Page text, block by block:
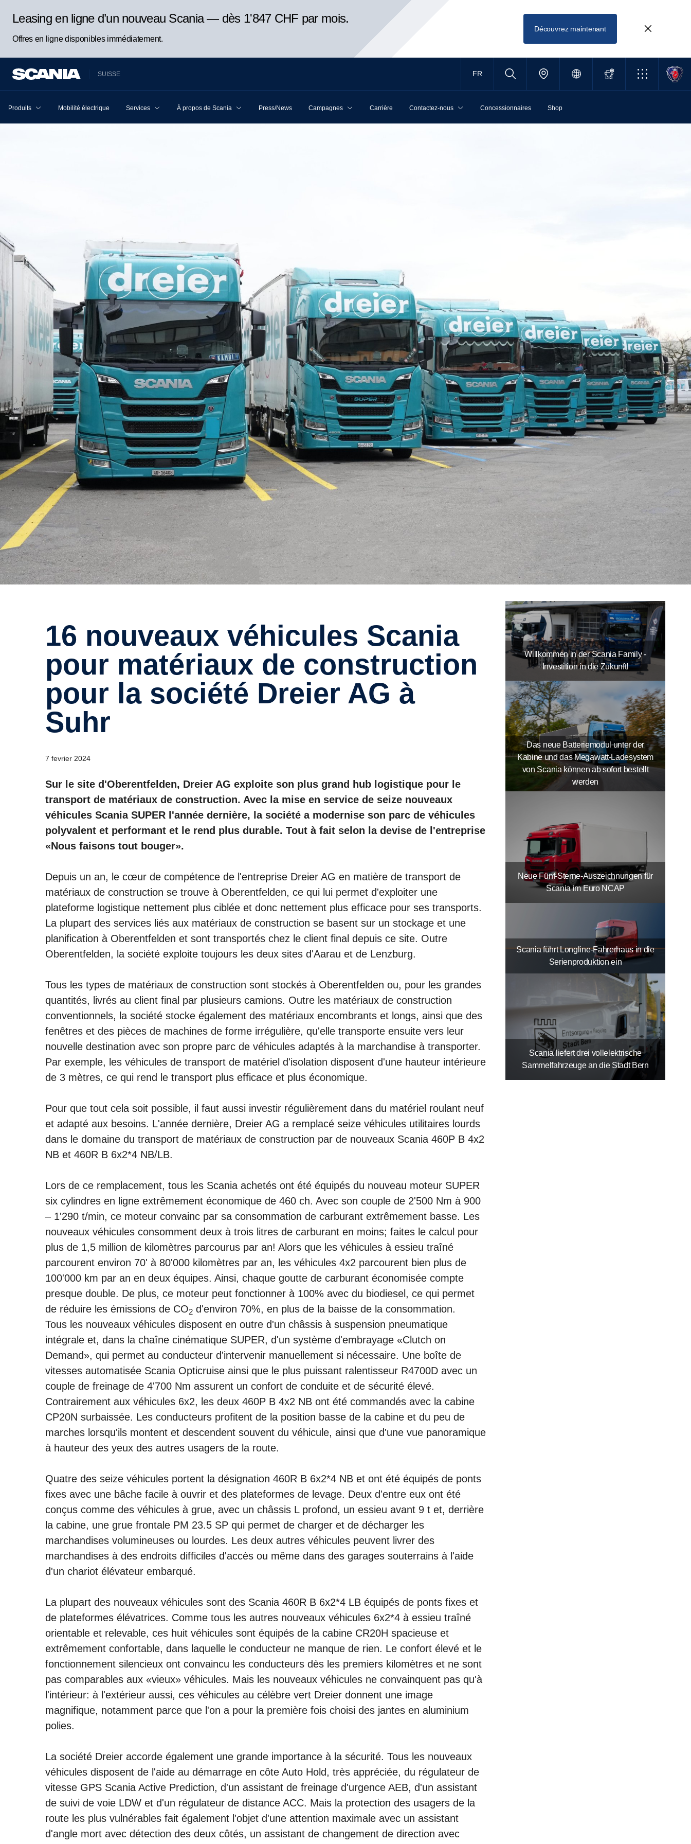
Leasing en ligne d’un nouveau Scania — dès 1'847 CHF par mois.
Offres en ligne disponibles immédiatement.
Découvrez maintenant
SUISSE FR
Produits Mobilité électrique Services À propos de Scania Press/News Campagnes Carrière Contactez-nous Concessionnaires Shop
16 nouveaux véhicules Scania
pour matériaux de construction
pour la société Dreier AG à
Suhr
7 fevrier 2024
Sur le site d'Oberentfelden, Dreier AG exploite son plus grand hub logistique pour le
transport de matériaux de construction. Avec la mise en service de seize nouveaux
véhicules Scania SUPER l'année dernière, la société a modernise son parc de véhicules
polyvalent et performant et le rend plus durable. Tout à fait selon la devise de l'entreprise
«Nous faisons tout bouger».
Depuis un an, le cœur de compétence de l'entreprise Dreier AG en matière de transport de
matériaux de construction se trouve à Oberentfelden, ce qui lui permet d'exploiter une
plateforme logistique nettement plus ciblée et donc nettement plus efficace pour ses transports.
La plupart des services liés aux matériaux de construction se basent sur un stockage et une
planification à Oberentfelden et sont transportés chez le client final depuis ce site. Outre
Oberentfelden, la société exploite toujours les deux sites d'Aarau et de Lenzburg.
Tous les types de matériaux de construction sont stockés à Oberentfelden ou, pour les grandes
quantités, livrés au client final par plusieurs camions. Outre les matériaux de construction
conventionnels, la société stocke également des matériaux encombrants et longs, ainsi que des
fenêtres et des pièces de machines de forme irrégulière, qu'elle transporte ensuite vers leur
nouvelle destination avec son propre parc de véhicules adaptés à la marchandise à transporter.
Par exemple, les véhicules de transport de matériel d'isolation disposent d'une hauteur intérieure
de 3 mètres, ce qui rend le transport plus efficace et plus économique.
Pour que tout cela soit possible, il faut aussi investir régulièrement dans du matériel roulant neuf
et adapté aux besoins. L'année dernière, Dreier AG a remplacé seize véhicules utilitaires lourds
dans le domaine du transport de matériaux de construction par de nouveaux Scania 460P B 4x2
NB et 460R B 6x2*4 NB/LB.
Lors de ce remplacement, tous les Scania achetés ont été équipés du nouveau moteur SUPER
six cylindres en ligne extrêmement économique de 460 ch. Avec son couple de 2'500 Nm à 900
– 1'290 t/min, ce moteur convainc par sa consommation de carburant extrêmement basse. Les
nouveaux véhicules consomment deux à trois litres de carburant en moins; faites le calcul pour
plus de 1,5 million de kilomètres parcourus par an! Alors que les véhicules à essieu traîné
parcourent environ 70' à 80'000 kilomètres par an, les véhicules 4x2 parcourent bien plus de
100'000 km par an en deux équipes. Ainsi, chaque goutte de carburant économisée compte
presque double. De plus, ce moteur peut fonctionner à 100% avec du biodiesel, ce qui permet
de réduire les émissions de CO2 d'environ 70%, en plus de la baisse de la consommation.
Tous les nouveaux véhicules disposent en outre d'un châssis à suspension pneumatique
intégrale et, dans la chaîne cinématique SUPER, d'un système d'embrayage «Clutch on
Demand», qui permet au conducteur d'intervenir manuellement si nécessaire. Une boîte de
vitesses automatisée Scania Opticruise ainsi que le plus puissant ralentisseur R4700D avec un
couple de freinage de 4'700 Nm assurent un confort de conduite et de sécurité élevé.
Contrairement aux véhicules 6x2, les deux 460P B 4x2 NB ont été commandés avec la cabine
CP20N surbaissée. Les conducteurs profitent de la position basse de la cabine et du peu de
marches lorsqu'ils montent et descendent souvent du véhicule, ainsi que d'une vue panoramique
à hauteur des yeux des autres usagers de la route.
Quatre des seize véhicules portent la désignation 460R B 6x2*4 NB et ont été équipés de ponts
fixes avec une bâche facile à ouvrir et des plateformes de levage. Deux d'entre eux ont été
conçus comme des véhicules à grue, avec un châssis L profond, un essieu avant 9 t et, derrière
la cabine, une grue frontale PM 23.5 SP qui permet de charger et de décharger les
marchandises volumineuses ou lourdes. Les deux autres véhicules peuvent livrer des
marchandises à des endroits difficiles d'accès ou même dans des garages souterrains à l'aide
d'un chariot élévateur embarqué.
La plupart des nouveaux véhicules sont des Scania 460R B 6x2*4 LB équipés de ponts fixes et
de plateformes élévatrices. Comme tous les autres nouveaux véhicules 6x2*4 à essieu traîné
orientable et relevable, ces huit véhicules sont équipés de la cabine CR20H spacieuse et
extrêmement confortable, dans laquelle le conducteur ne manque de rien. Le confort élevé et le
fonctionnement silencieux ont convaincu les conducteurs dès les premiers kilomètres et ne sont
pas comparables aux «vieux» véhicules. Mais les nouveaux véhicules ne convainquent pas qu'à
l'intérieur: à l'extérieur aussi, ces véhicules au célèbre vert Dreier donnent une image
magnifique, notamment parce que l'on a pour la première fois choisi des jantes en aluminium
polies.
La société Dreier accorde également une grande importance à la sécurité. Tous les nouveaux
véhicules disposent de l'aide au démarrage en côte Auto Hold, très appréciée, du régulateur de
vitesse GPS Scania Active Prediction, d'un assistant de freinage d'urgence AEB, d'un assistant
de suivi de voie LDW et d'un régulateur de distance ACC. Mais la protection des usagers de la
route les plus vulnérables fait également l'objet d'une attention maximale avec un assistant
d'angle mort avec détection des deux côtés, un assistant de changement de direction avec
Willkommen in der Scania Family -
Investition in die Zukunft!
Das neue Batteriemodul unter der
Kabine und das Megawatt-Ladesystem
von Scania können ab sofort bestellt
werden
Neue Fünf-Sterne-Auszeichnungen für
Scania im Euro NCAP
Scania führt Longline-Fahrerhaus in die
Serienproduktion ein
Scania liefert drei vollelektrische
Sammelfahrzeuge an die Stadt Bern